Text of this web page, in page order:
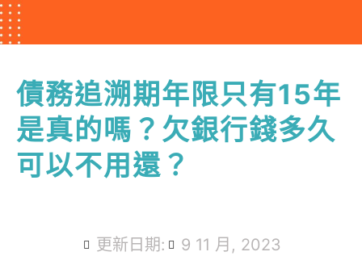
債務追溯期年限只有15年
是真的嗎？欠銀行錢多久
可以不用還？
更新日期: 9 11 月, 2023